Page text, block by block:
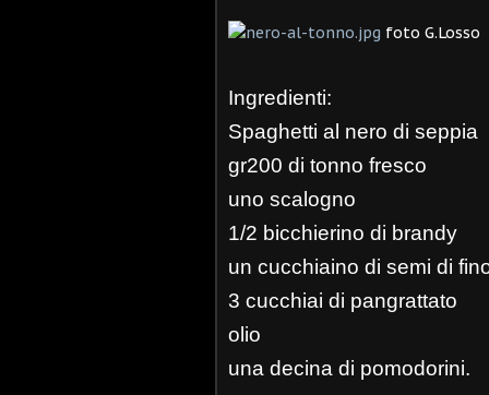
foto G.Losso
Ingredienti:
Spaghetti al nero di seppia
gr200 di tonno fresco
uno scalogno
1/2 bicchierino di brandy
un cucchiaino di semi di
3 cucchiai di pangrattato
olio
una decina di pomodorini.